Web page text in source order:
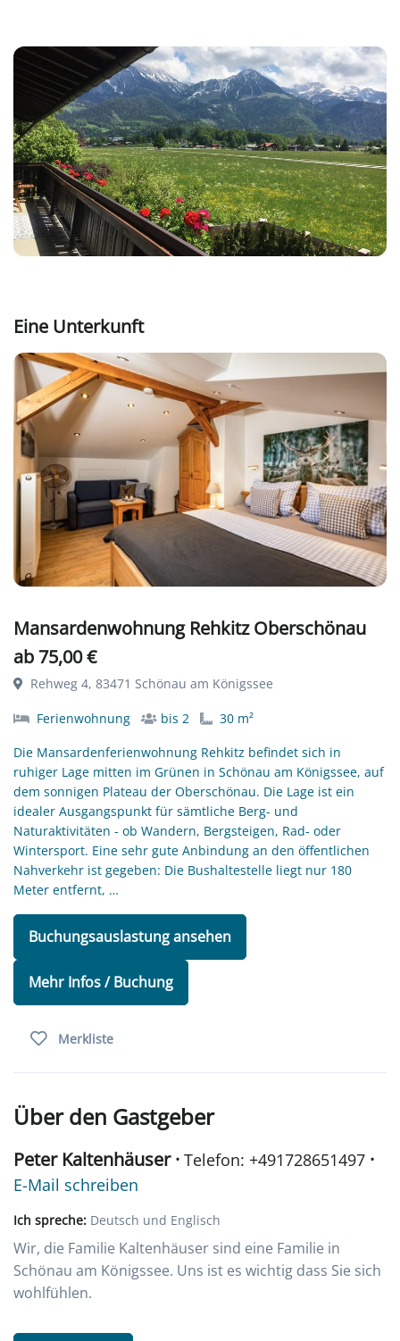
Eine Unterkunft
Mansardenwohnung Rehkitz Oberschönau
ab 75,00 €
Rehweg 4, 83471 Schönau am Königssee
Ferienwohnung bis 2
30 m²
Die Mansardenferienwohnung Rehkitz befindet sich in
ruhiger Lage mitten im Grünen in Schönau am Königssee, auf
dem sonnigen Plateau der Oberschönau. Die Lage ist ein
idealer Ausgangspunkt für sämtliche Berg- und
Naturaktivitäten - ob Wandern, Bergsteigen, Rad- oder
Wintersport. Eine sehr gute Anbindung an den öffentlichen
Nahverkehr ist gegeben: Die Bushaltestelle liegt nur 180
Meter entfernt, …
Buchungsauslastung ansehen
Mehr Infos / Buchung
Merkliste
Über den Gastgeber
Peter Kaltenhäuser · Telefon: +491728651497 ·
E-Mail schreiben
Ich spreche: Deutsch und Englisch
Wir, die Familie Kaltenhäuser sind eine Familie in
Schönau am Königssee. Uns ist es wichtig dass Sie sich
wohlfühlen.